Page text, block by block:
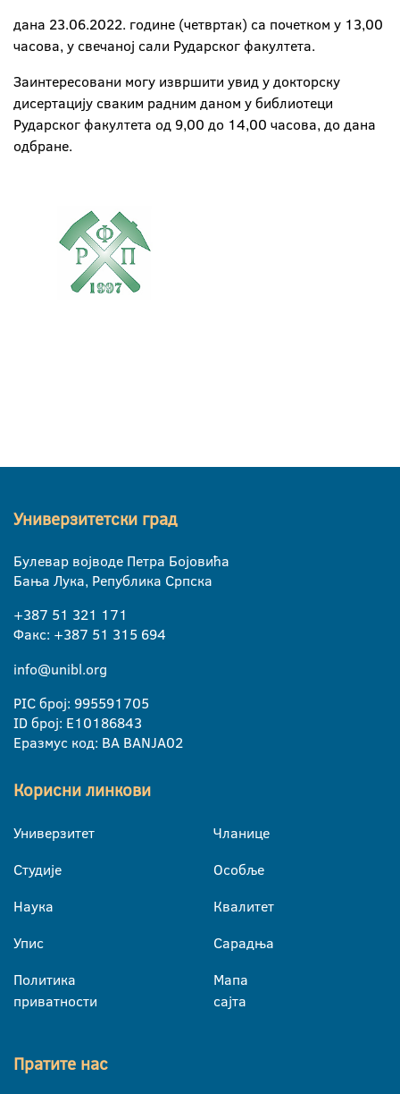
дана 23.06.2022. године (четвртак) са почетком у 13,00
часова, у свечаној сали Рударског факултета.
Заинтересовани могу извршити увид у докторску
дисертацију сваким радним даном у библиотеци
Рударског факултета од 9,00 до 14,00 часова, до дана
одбране.
Универзитетски град
Булевар војводе Петра Бојовића
Бања Лука, Република Српска
+387 51 321 171
Факс: +387 51 315 694
info@unibl.org
PIC број: 995591705
ID број: E10186843
Еразмус код: BA BANJA02
Корисни линкови
Универзитет
Студије
Наука
Упис
Политика
приватности
Чланице
Особље
Квалитет
Сарадња
Мапа
сајта
Пратите нас